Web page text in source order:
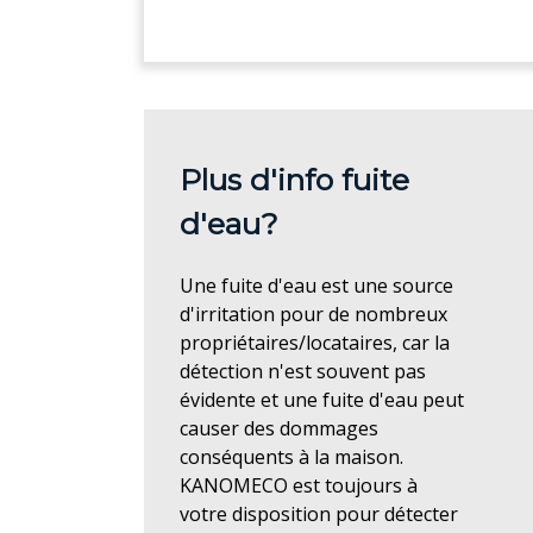
Plus d'info fuite
d'eau?
Une fuite d'eau est une source
d'irritation pour de nombreux
propriétaires/locataires, car la
détection n'est souvent pas
évidente et une fuite d'eau peut
causer des dommages
conséquents à la maison.
KANOMECO est toujours à
votre disposition pour détecter